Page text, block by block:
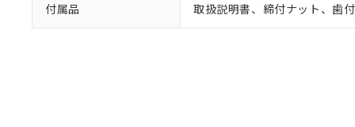
付属品 取扱説明書、締付ナット、歯